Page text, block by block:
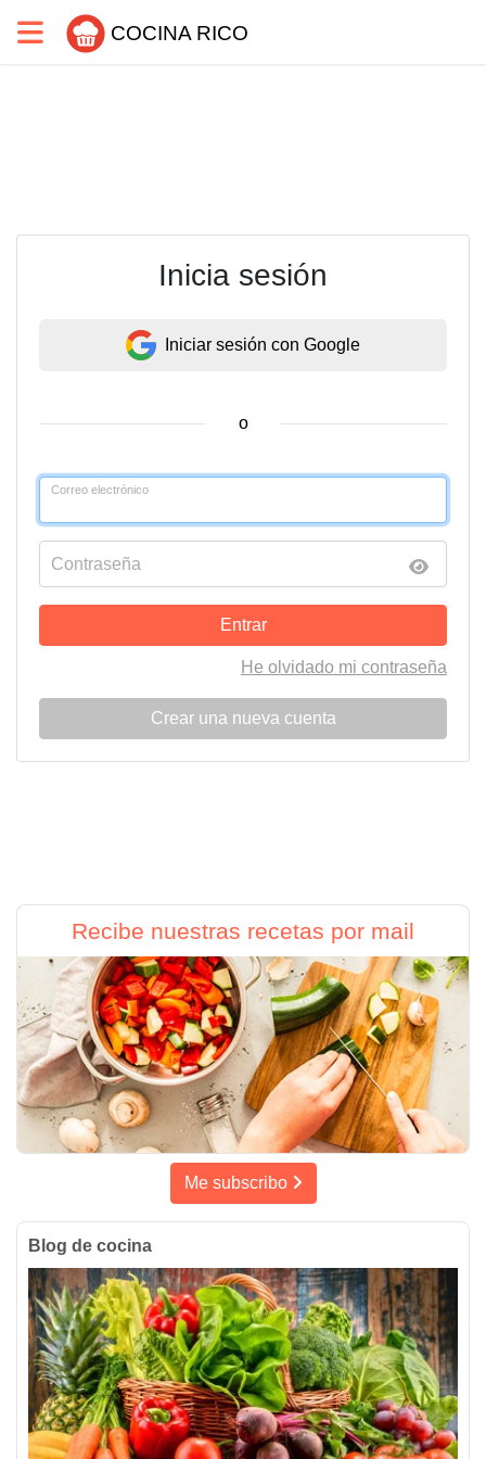
COCINA RICO
Inicia sesión
Iniciar sesión con Google
o
Correo electrónico
Contraseña
Entrar
He olvidado mi contraseña
Crear una nueva cuenta
Recibe nuestras recetas por mail
Me subscribo
Blog de cocina